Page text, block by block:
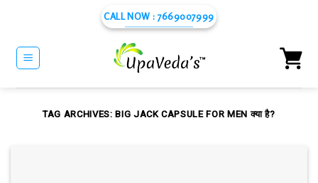
content
CALL NOW : 7669007999
TAG ARCHIVES:BIG JACK CAPSULE FOR MEN क्या है?